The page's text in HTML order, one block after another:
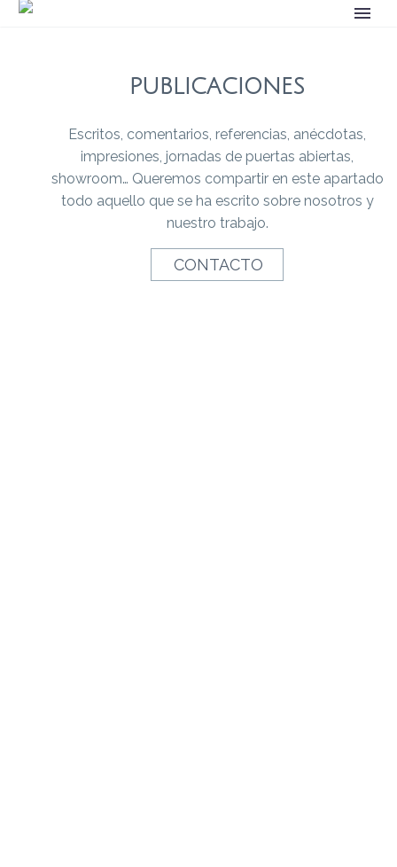
PUBLICACIONES
Escritos, comentarios, referencias, anécdotas,
impresiones, jornadas de puertas abiertas,
showroom… Queremos compartir en este apartado
todo aquello que se ha escrito sobre nosotros y
nuestro trabajo.
CONTACTO